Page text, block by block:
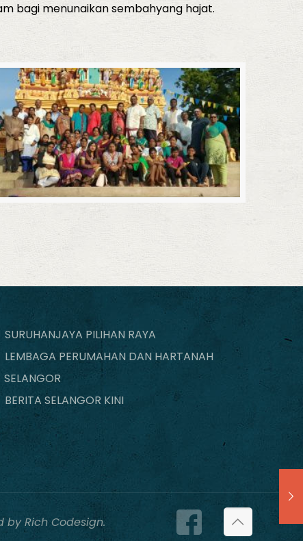
bagi menunaikan sembahyang hajat.
SURUHANJAYA PILIHAN RAYA
LEMBAGA PERUMAHAN DAN HARTANAH
SELANGOR
BERITA SELANGOR KINI
by Rich Codesign.